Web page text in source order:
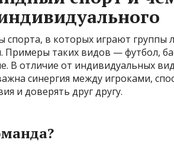
в которых играют группы
Примеры таких видов — футбол,
В отличие от индивидуальных
синергия между игроками,
и доверять друг другу.